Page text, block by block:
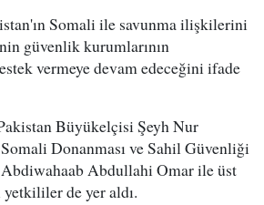
Somali ile savunma ilişkilerini
güvenlik kurumlarının
vermeye devam edeceğini ifade
Büyükelçisi Şeyh Nur
Donanması ve Sahil Güvenliği
Abdullahi Omar ile üst
de yer aldı.